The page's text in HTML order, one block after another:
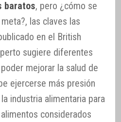
baratos, pero ¿cómo se
las claves las
en el British
sugiere diferentes
mejorar la salud de
ejercerse más presión
industria alimentaria para
considerados